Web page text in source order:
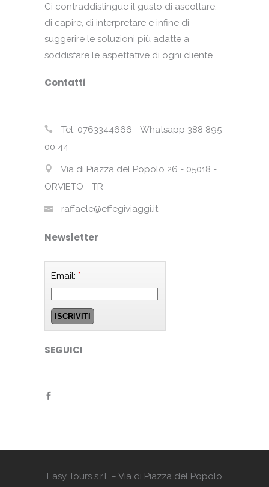
Ci contraddistingue il gusto di ascoltare,
di capire, di interpretare e infine di
suggerire le soluzioni più adatte a
soddisfare le aspettative di ogni cliente.
Contatti
Tel. 0763344666 - Whatsapp 388 895
00 44
Via di Piazza del Popolo 26 - 05018 -
ORVIETO - TR
raffaele@effegiviaggi.it
Newsletter
Email: *
SEGUICI
Easy Tours s.r.l. – Via di Piazza del Popolo